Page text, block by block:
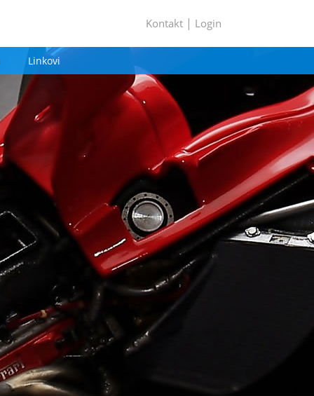
Kontakt | Login
Linkovi